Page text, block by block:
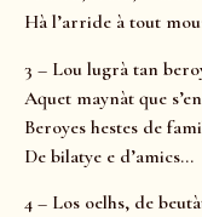
Hà l’arride à tout
3 – Lou lugrà tan
Aquet maynàt que
Beroyes hestes de
De bilatye e d’amics…
4 – Los oelhs, de